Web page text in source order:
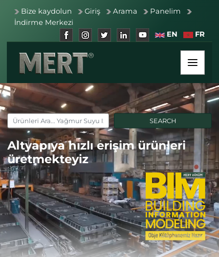
Bize kaydolun Giriş Arama
Panelim
İndirme Merkezi
EN
FR
Altyapıya hızlı erişim ürünleri
üretmekteyiz